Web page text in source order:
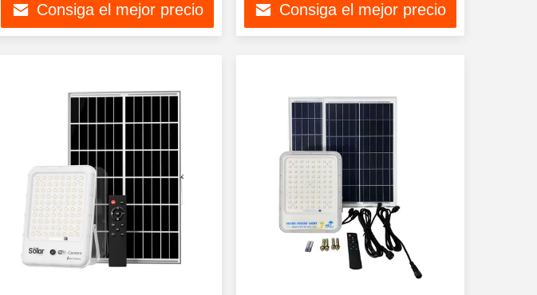
Consiga el mejor precio Consiga el mejor precio